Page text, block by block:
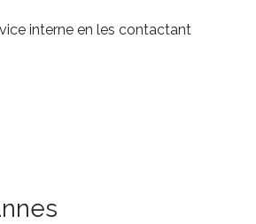
interne en les contactant